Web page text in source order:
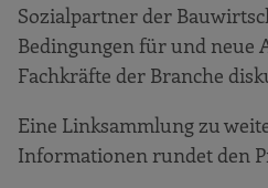
Sozialpartner der
Bedingungen für und neue
Fachkräfte der Branche
Eine Linksammlung zu
Informationen rundet den